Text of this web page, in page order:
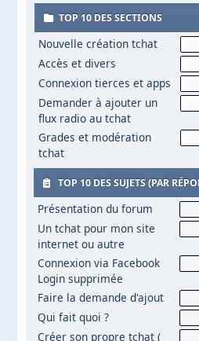
TOP 10 DES SECTIONS
Nouvelle création tchat
Accès et divers
Connexion tierces et apps
Demander à ajouter un
flux radio au tchat
Grades et modération
tchat
TOP 10 DES SUJETS (PAR
Présentation du forum
Un tchat pour mon site
internet ou autre
Connexion via Facebook
Login supprimée
Faire la demande d'ajout
Qui fait quoi ?
Créer son propre tchat (